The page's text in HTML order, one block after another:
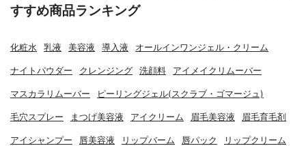
すすめ商品ランキング
化粧水 乳液 美容液 導入液 オールインワンジェル・クリーム
ナイトパウダー クレンジング 洗顔料 アイメイクリムーバー
マスカラリムーバー ピーリングジェル(スクラブ・ゴマージュ)
毛穴スプレー まつげ美容液 アイクリーム 眉毛美容液 眉毛育毛剤
アイシャンプー 唇美容液 リップバーム 唇パック リップクリーム